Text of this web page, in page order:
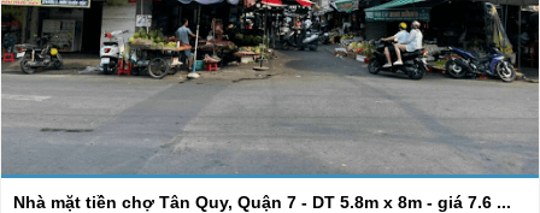
Nhà mặt tiền chợ Tân Quy, Quận 7 - DT 5.8m x 8m - giá 7.6 ...